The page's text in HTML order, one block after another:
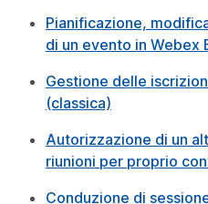
Pianificazione,
di un evento in Webex
Gestione delle
(classica)
Autorizzazione di un
riunioni per proprio
Conduzione di